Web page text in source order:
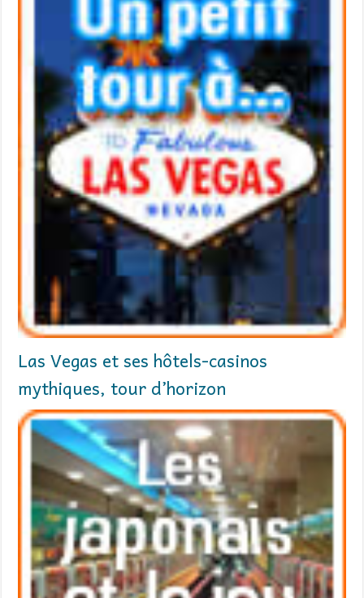
Las Vegas et ses hôtels-casinos
mythiques, tour d’horizon